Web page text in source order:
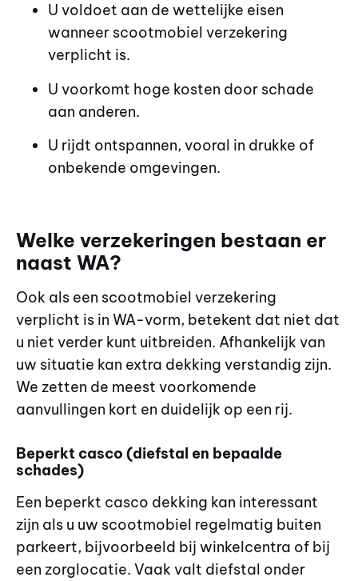
U voldoet aan de wettelijke eisen
wanneer scootmobiel verzekering
verplicht is.
U voorkomt hoge kosten door schade
aan anderen.
U rijdt ontspannen, vooral in drukke of
onbekende omgevingen.
Welke verzekeringen bestaan er
naast WA?
Ook als een scootmobiel verzekering
verplicht is in WA-vorm, betekent dat niet dat
u niet verder kunt uitbreiden. Afhankelijk van
uw situatie kan extra dekking verstandig zijn.
We zetten de meest voorkomende
aanvullingen kort en duidelijk op een rij.
Beperkt casco (diefstal en bepaalde
schades)
Een beperkt casco dekking kan interessant
zijn als u uw scootmobiel regelmatig buiten
parkeert, bijvoorbeeld bij winkelcentra of bij
een zorglocatie. Vaak valt diefstal onder